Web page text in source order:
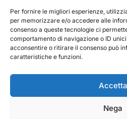
Per fornire le migliori esperienze,
per memorizzare e/o accedere alle
consenso a queste tecnologie ci
comportamento di navigazione o ID
acconsentire o ritirare il consenso può
caratteristiche e funzioni.
Accetta
Nega
Dal 2014 musica